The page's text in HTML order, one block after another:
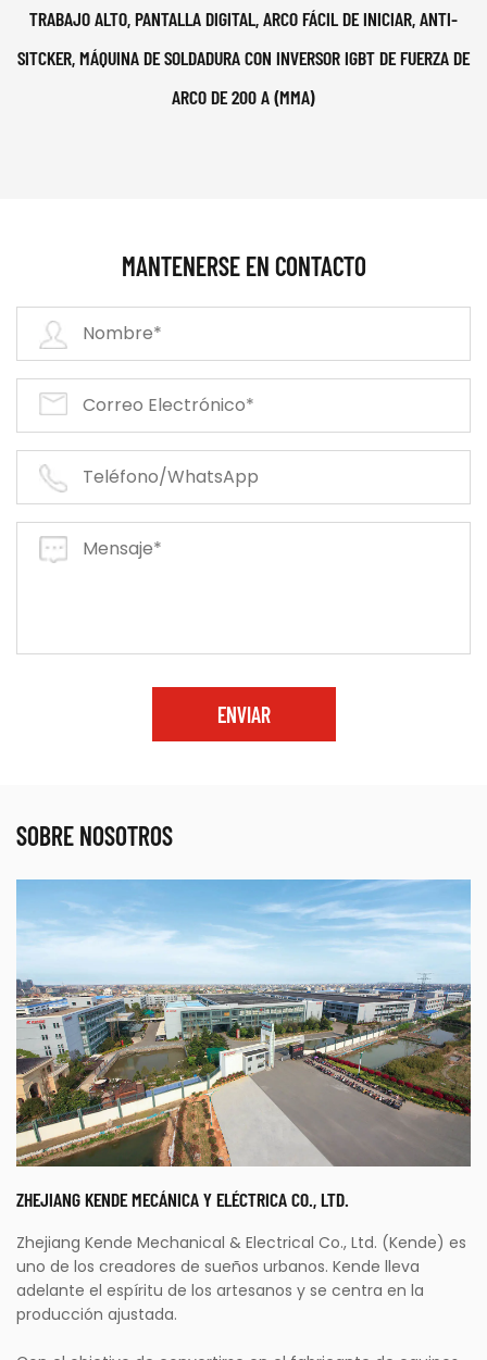
TRABAJO ALTO, PANTALLA DIGITAL, ARCO FÁCIL DE INICIAR, ANTI-
SITCKER, MÁQUINA DE SOLDADURA CON INVERSOR IGBT DE FUERZA DE
ARCO DE 200 A (MMA)
MANTENERSE EN CONTACTO
ENVIAR
SOBRE NOSOTROS
ZHEJIANG KENDE MECÁNICA Y ELÉCTRICA CO., LTD.
Zhejiang Kende Mechanical & Electrical Co., Ltd. (Kende) es
uno de los creadores de sueños urbanos. Kende lleva
adelante el espíritu de los artesanos y se centra en la
producción ajustada.